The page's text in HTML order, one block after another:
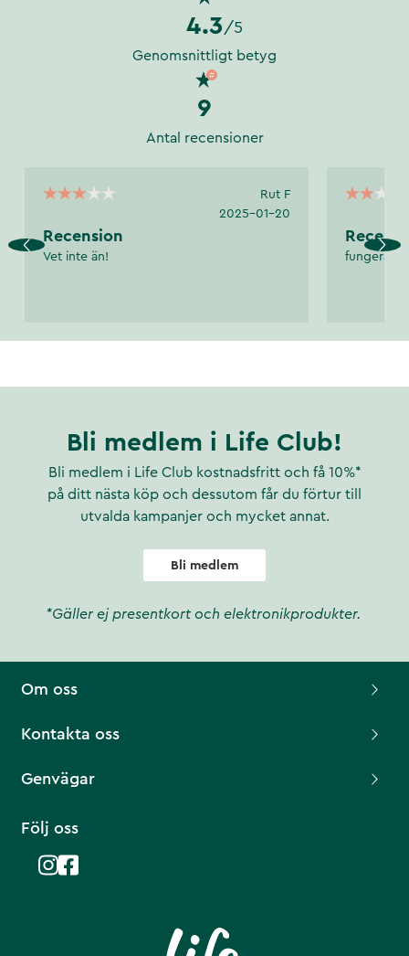
4.3 /5
Genomsnittligt betyg
9
Antal recensioner
Rut F
2025-01-20
Recension
Vet inte än! fungerade
Bli medlem i Life Club!
Bli medlem i Life Club kostnadsfritt och få 10%*
på ditt nästa köp och dessutom får du förtur till
utvalda kampanjer och mycket annat.
Bli medlem
*Gäller ej presentkort och elektronikprodukter.
Om oss
Kontakta oss
Genvägar
Följ oss